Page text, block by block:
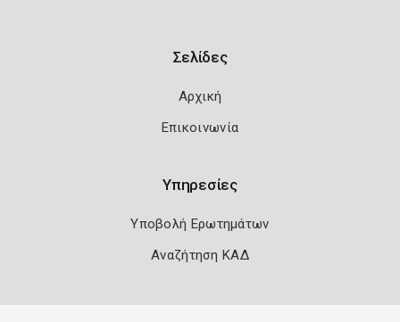
Σελίδες
Αρχική
Επικοινωνία
Υπηρεσίες
Υποβολή Ερωτημάτων
Αναζήτηση ΚΑΔ